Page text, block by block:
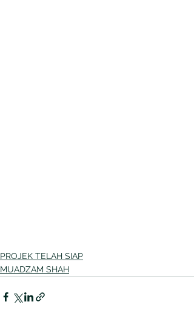
PROJEK TELAH SIAP
MUADZAM SHAH